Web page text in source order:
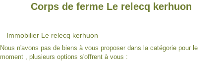
Corps de ferme Le relecq kerhuon
Immobilier Le relecq kerhuon
Nous n'avons pas de biens à vous proposer dans la catégorie pour le
moment , plusieurs options s'offrent à vous :